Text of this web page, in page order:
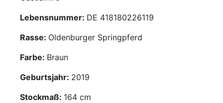
Gütesiegel
Mediathek
Lebensnummer: DE 418180226119
Rasse: Oldenburger Springpferd
Farbe: Braun
Geburtsjahr: 2019
Stockmaß: 164 cm